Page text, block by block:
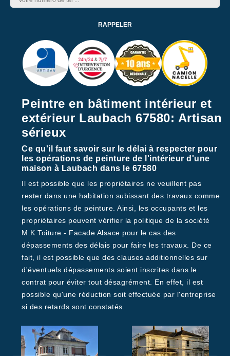
Peintre en bâtiment intérieur et
extérieur Laubach 67580: Artisan
sérieux
Ce qu'il faut savoir sur le délai à respecter pour
les opérations de peinture de l'intérieur d'une
maison à Laubach dans le 67580
Il est possible que les propriétaires ne veuillent pas
rester dans une habitation subissant des travaux comme
les opérations de peinture. Ainsi, les occupants et les
propriétaires peuvent vérifier la politique de la société
M.K Toiture - Facade Alsace pour le cas des
dépassements des délais pour faire les travaux. De ce
fait, il est possible que des clauses additionnelles sur
d'éventuels dépassements soient inscrites dans le
contrat pour éviter tout désagrément. En effet, il est
possible qu'une réduction soit effectuée par l'entreprise
si des retards sont constatés.